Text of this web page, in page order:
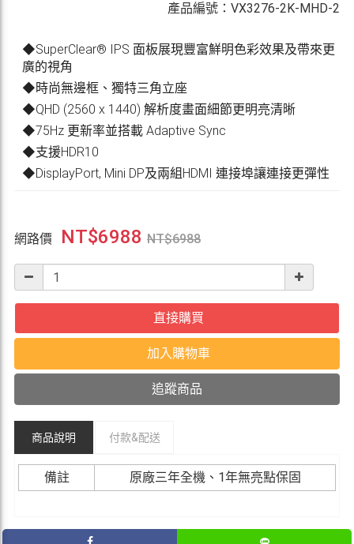
產品編號：VX3276-2K-MHD-2
◆SuperClear® IPS 面板展現豐富鮮明色彩效果及帶來更
廣的視角
◆時尚無邊框、獨特三角立座
◆QHD (2560 x 1440) 解析度畫面細節更明亮清晰
◆75Hz 更新率並搭載 Adaptive Sync
◆支援HDR10
◆DisplayPort, Mini DP及兩組HDMI 連接埠讓連接更彈性
網路價 NT$6988 NT$6988
直接購買
加入購物車
追蹤商品
商品說明 付款&配送
備註 原廠三年全機、1年無亮點保固